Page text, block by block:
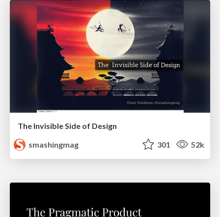
The Invisible Side of Design
smashingmag
301 52k